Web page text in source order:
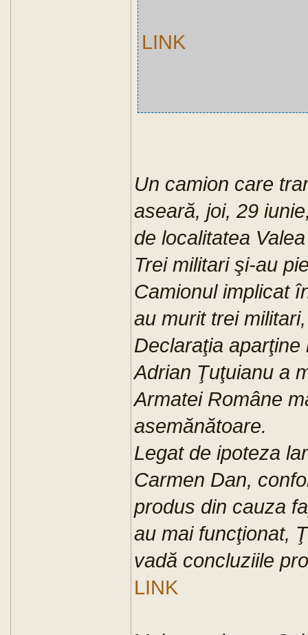
LINK
Un camion care
aseară, joi, 29
de localitatea
Trei militari şi-au
Camionul implicat
au murit trei
Declaraţia
Adrian Ţuţuianu a
Armatei Române
asemănătoare.
Legat de ipoteza
Carmen Dan,
produs din cauza
au mai funcţionat,
vadă concluziile
LINK